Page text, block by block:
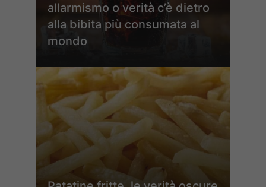
allarmismo o verità c’è dietro
alla bibita più consumata al
mondo